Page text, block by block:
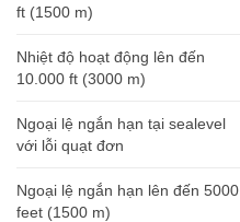
ft (1500 m)
Nhiệt độ hoạt động lên đến
10.000 ft (3000 m)
Ngoại lệ ngắn hạn tại sealevel
với lỗi quạt đơn
Ngoại lệ ngắn hạn lên đến 5000
feet (1500 m)